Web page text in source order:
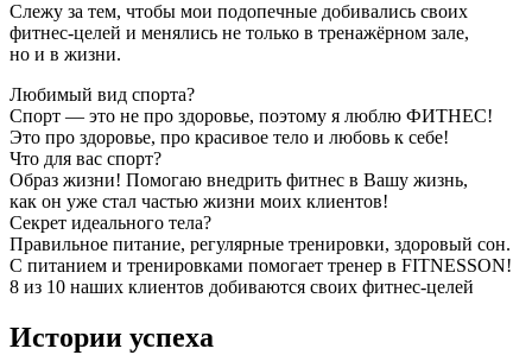
Слежу за тем, чтобы мои подопечные добивались своих
фитнес-целей и менялись не только в тренажёрном зале,
но и в жизни.
Любимый вид спорта?
Спорт — это не про здоровье, поэтому я люблю ФИТНЕС!
Это про здоровье, про красивое тело и любовь к себе!
Что для вас спорт?
Образ жизни! Помогаю внедрить фитнес в Вашу жизнь,
как он уже стал частью жизни моих клиентов!
Секрет идеального тела?
Правильное питание, регулярные тренировки, здоровый сон.
С питанием и тренировками помогает тренер в FITNESSON!
8 из 10 наших клиентов добиваются своих фитнес-целей
Истории успеха